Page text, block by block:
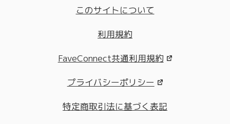
このサイトについて
利用規約
FaveConnect共通利用規約
プライバシーポリシー
特定商取引法に基づく表記